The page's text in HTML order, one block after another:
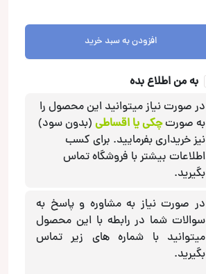
آلپاین
افزودن به سبد خرید
به من اطلاع بده
در صورت نیاز میتوانید این محصول را
به صورتچکی یا اقساطی (بدون سود)
نیز خریداری بفرمایید. برای کسب
اطلاعات بیشتر با فروشگاه تماس
بگیرید.
در صورت نیاز به مشاوره و پاسخ به
سوالات شما در رابطه با این محصول
میتوانید با شماره های زیر تماس
بگیرید.